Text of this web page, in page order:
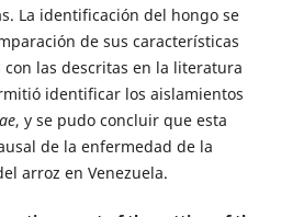
La identificación del hongo se
de sus características
con las descritas en la literatura
identificar los aislamientos
, y se pudo concluir que esta
de la enfermedad de la
arroz en Venezuela.